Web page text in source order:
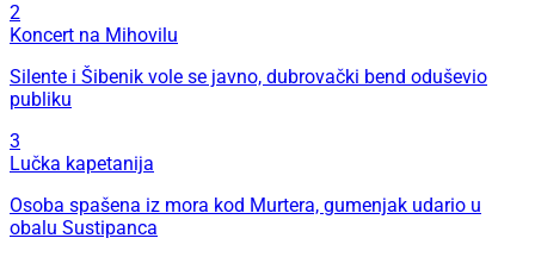
2
Koncert na Mihovilu
Silente i Šibenik vole se javno, dubrovački bend oduševio
publiku
3
Lučka kapetanija
Osoba spašena iz mora kod Murtera, gumenjak udario u
obalu Sustipanca